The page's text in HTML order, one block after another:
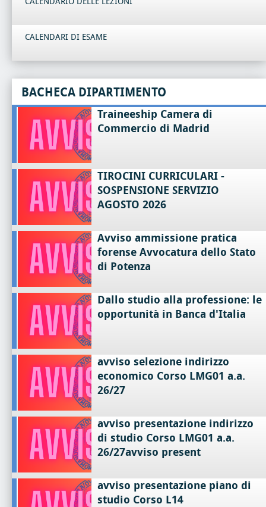
CALENDARI DI ESAME
BACHECA DIPARTIMENTO
Traineeship Camera di
Commercio di Madrid
TIROCINI CURRICULARI -
SOSPENSIONE SERVIZIO
AGOSTO 2026
Avviso ammissione pratica
forense Avvocatura dello Stato
di Potenza
Dallo studio alla professione: le
opportunità in Banca d'Italia
avviso selezione indirizzo
economico Corso LMG01 a.a.
26/27
avviso presentazione indirizzo
di studio Corso LMG01 a.a.
26/27avviso present
avviso presentazione piano di
studio Corso L14